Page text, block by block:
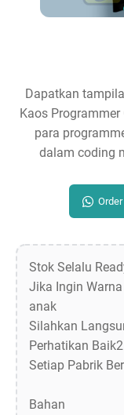
Dapatkan
Kaos
para
dalam coding
Stok Selalu
Jika Ingin
anak
Silahkan
Perhatikan
Setiap Pabrik
Bahan